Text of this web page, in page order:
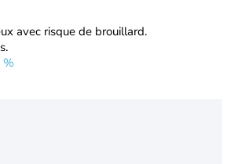
avec risque de brouillard.
%